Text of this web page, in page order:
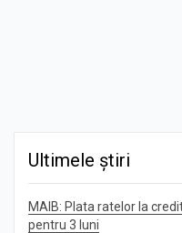
Ultimele știri
MAIB: Plata ratelor la
pentru 3 luni